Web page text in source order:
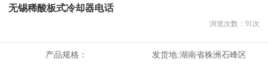
无锡稀酸板式冷却器电话
浏览次数： 91次
产品规格： 发货地:湖南省株洲石峰区